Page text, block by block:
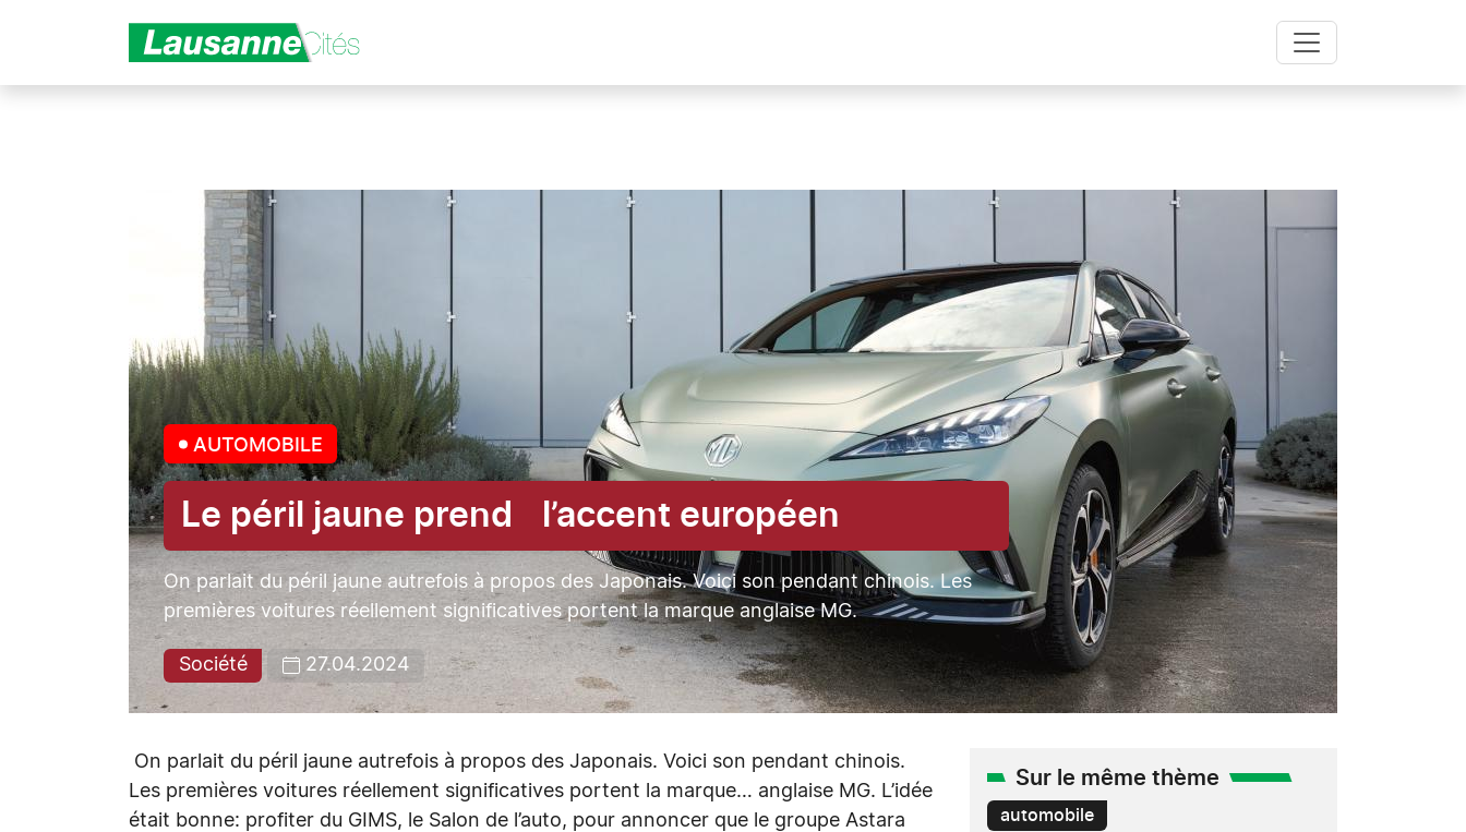
AUTOMOBILE
Le péril jaune prend l’accent européen
On parlait du péril jaune autrefois à propos des Japonais. Voici son pendant chinois. Les
premières voitures réellement significatives portent la marque anglaise MG.
Société 27.04.2024
On parlait du péril jaune autrefois à propos des Japonais. Voici son pendant chinois.
Les premières voitures réellement significatives portent la marque… anglaise MG. L’idée
était bonne: profiter du GIMS, le Salon de l’auto, pour annoncer que le groupe Astara
Sur le même thème
automobile